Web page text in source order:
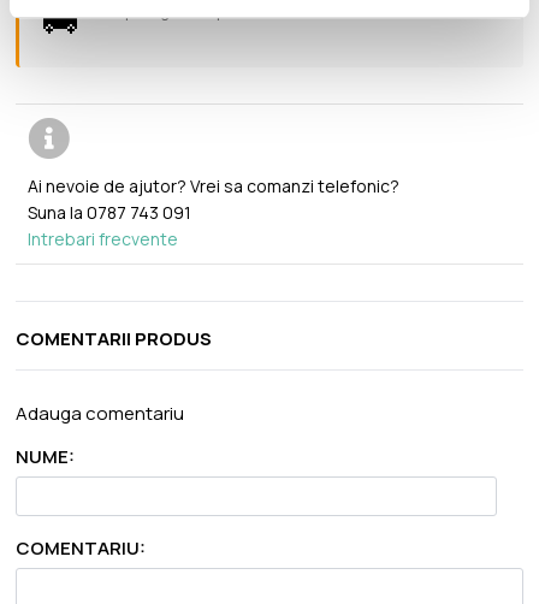
🚚
Ai nevoie de ajutor? Vrei sa comanzi telefonic?
Suna la0787 743 091
Intrebari frecvente
COMENTARII PRODUS
Adauga comentariu
NUME:
COMENTARIU: